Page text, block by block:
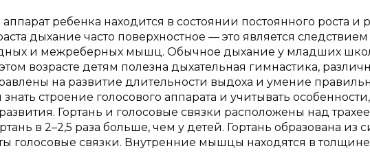
ребенка находится в состоянии постоянного роста и
дыхание часто поверхностное — это является следствием
и межреберных мышц. Обычное дыхание у младших
возрасте детям полезна дыхательная гимнастика,
на развитие длительности выдоха и умение
строение голосового аппарата и учитывать
Гортань и голосовые связки расположены над
в 2–2,5 раза больше, чем у детей. Гортань образована из
голосовые связки. Внутренние мышцы находятся в толщине